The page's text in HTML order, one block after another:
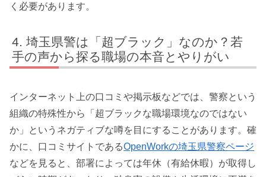
く必要があります。
埼玉県警は「超ブラック」なのか？若
手の声から探る職場の本音とやりがい
インターネット上の口コミや掲示板などでは、警察という
組織の特殊性から「超ブラックな職場環境なのではない
か」というネガティブな噂を目にすることがあります。確
かに、口コミサイトであるOpenWorkの埼玉県警察ページ
などを見ると、部署によっては年休（有給休暇）が取得し